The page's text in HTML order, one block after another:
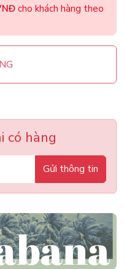
cho khách hàng theo
có hàng
Gửi thông tin